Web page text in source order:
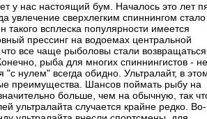
у нас настоящий бум. Началось это лет
увлечение сверхлегким спиннингом стало
всплеска популярности имеется
прессинг на водоемах центральной
все чаще рыболовы стали
рыба для многих спиннингистов - не
"с нулем" всегда обидно. Ультралайт, в
преимущества. Шансов поймать рыбу на
больше, чем на обычную, так
ультралайта случается крайне редко. Во-